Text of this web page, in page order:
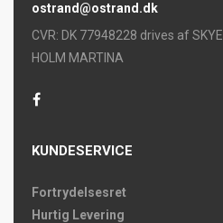
ostrand@ostrand.dk
CVR: DK 77948228 drives af
HOLM MARTINA
KUNDESERVICE
Fortrydelsesret
Hurtig Levering